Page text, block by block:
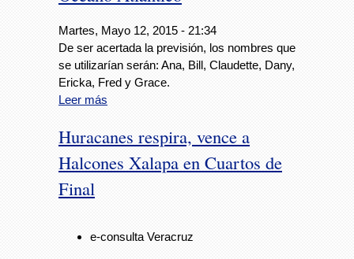
Martes, Mayo 12, 2015 - 21:34
De ser acertada la previsión, los nombres que
se utilizarían serán: Ana, Bill, Claudette, Dany,
Ericka, Fred y Grace.
Leer más
Huracanes respira, vence a
Halcones Xalapa en Cuartos de
Final
e-consulta Veracruz